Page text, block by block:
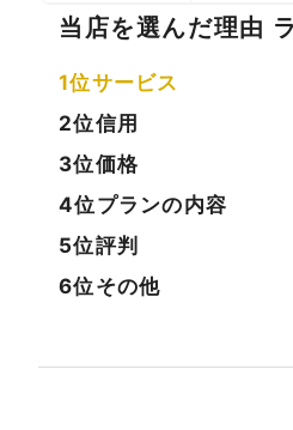
当店を選んだ理由
1位サービス
2位信用
3位価格
4位プランの内容
5位評判
6位その他